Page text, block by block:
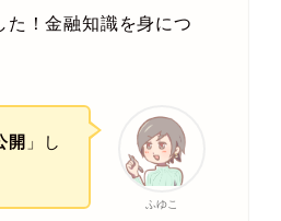
た！金融知識を身につ
ふゆこ
開 」し